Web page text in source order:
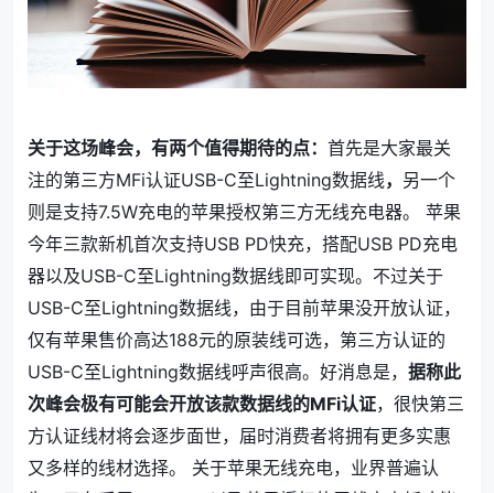
关于这场峰会，有两个值得期待的点： 首先是大家最关
注的第三方MFi认证USB-C至Lightning数据线， 另一个
则是支持7.5W充电的苹果授权第三方无线充电器。 苹果
今年三款新机首次支持USB PD快充，搭配USB PD充电
器以及USB-C至Lightning数据线即可实现。不过关于
USB-C至Lightning数据线，由于目前苹果没开放认证，
仅有苹果售价高达188元的原装线可选，第三方认证的
USB-C至Lightning数据线呼声很高。好消息是， 据称此
次峰会极有可能会开放该款数据线的MFi认证，很快第三
方认证线材将会逐步面世，届时消费者将拥有更多实惠
又多样的线材选择。 关于苹果无线充电，业界普遍认